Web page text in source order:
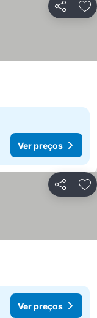
Partilhar
Ver preços
Partilhar
Ver preços